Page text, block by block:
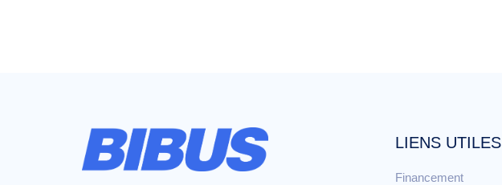
LIENS UTILES
Financement